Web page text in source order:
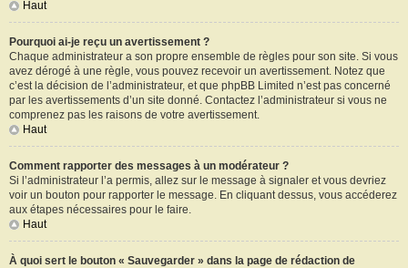
Haut
Pourquoi ai-je reçu un avertissement ?
Chaque administrateur a son propre ensemble de règles pour son site. Si vous
avez dérogé à une règle, vous pouvez recevoir un avertissement. Notez que
c’est la décision de l’administrateur, et que phpBB Limited n’est pas concerné
par les avertissements d’un site donné. Contactez l’administrateur si vous ne
comprenez pas les raisons de votre avertissement.
Haut
Comment rapporter des messages à un modérateur ?
Si l’administrateur l’a permis, allez sur le message à signaler et vous devriez
voir un bouton pour rapporter le message. En cliquant dessus, vous accéderez
aux étapes nécessaires pour le faire.
Haut
À quoi sert le bouton « Sauvegarder » dans la page de rédaction de